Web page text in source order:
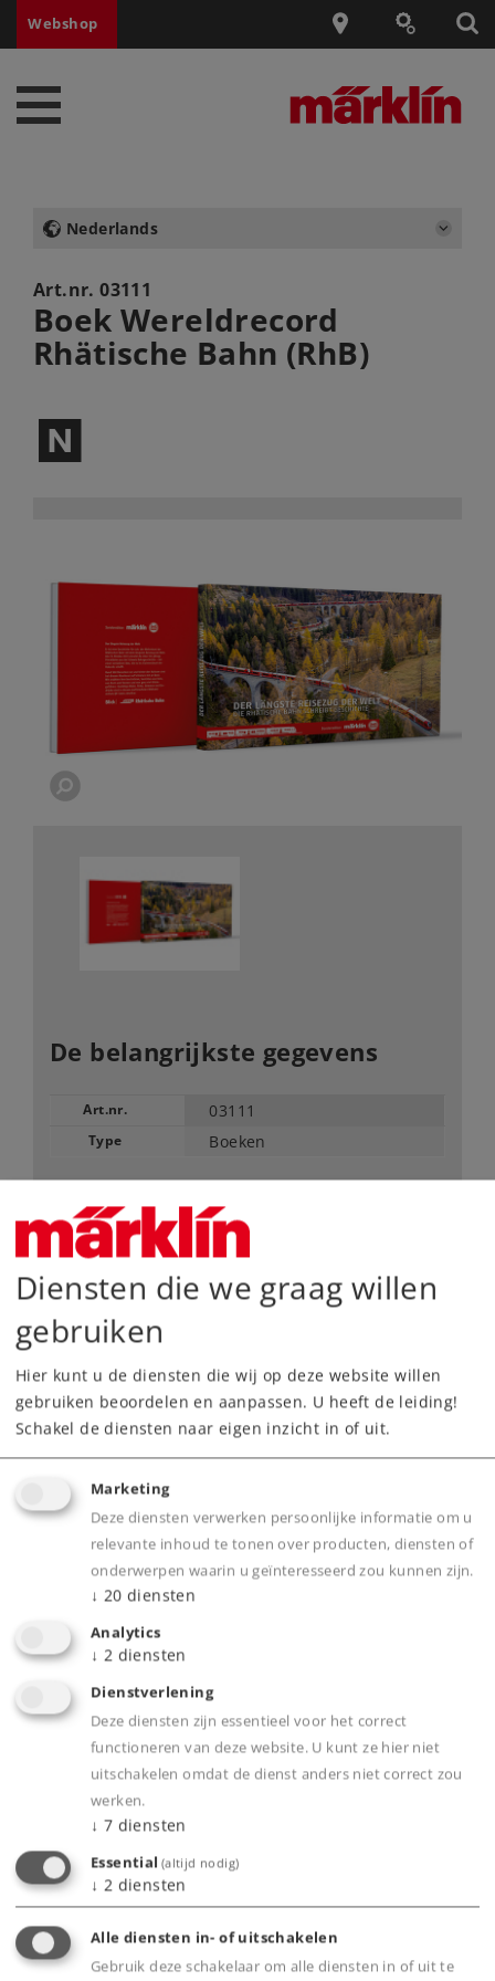
Webshop
Nederlands
Art.nr.03111
Boek Wereldrecord
Rhätische Bahn (RhB)
$
De belangrijkste gegevens
Art.nr. 03111
Type Boeken
59,00 € Adviesprijs
Leverbaar vanaf fabriek.
Dealer zoeken
Highlights
Het hele traject van het wereldrecord in een
overzicht.
De hoofdpersonen in woord en beeld.
voor het bekijken van filmopnames.
Informatie met cijfers, gegevens en feiten.
Diensten die we graag willen
gebruiken
Hier kunt u de diensten die wij op deze website willen
gebruiken beoordelen en aanpassen. U heeft de leiding!
Schakel de diensten naar eigen inzicht in of uit.
Marketing
Deze diensten verwerken persoonlijke informatie om u
relevante inhoud te tonen over producten, diensten of
onderwerpen waarin u geïnteresseerd zou kunnen zijn.
↓ 20 diensten
Analytics
↓ 2 diensten
Dienstverlening
Deze diensten zijn essentieel voor het correct
functioneren van deze website. U kunt ze hier niet
uitschakelen omdat de dienst anders niet correct zou
werken.
↓ 7 diensten
Essential (altijd nodig)
↓ 2 diensten
Alle diensten in- of uitschakelen
Gebruik deze schakelaar om alle diensten in of uit te